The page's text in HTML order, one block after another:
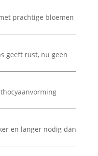
prachtige bloemen
geeft rust, nu geen
en langer nodig dan